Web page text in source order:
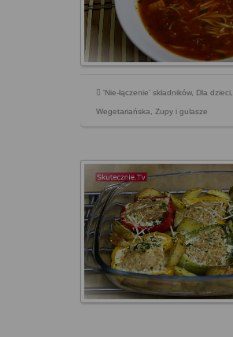
'Nie-łączenie' składników, Dla dzieci,
Wegetariańska, Zupy i gulasze